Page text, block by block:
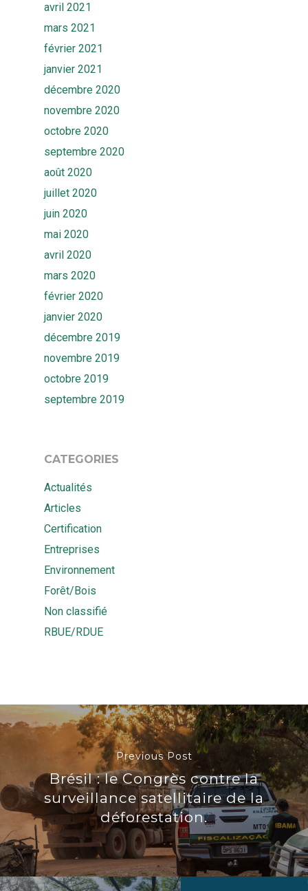
avril 2021
mars 2021
février 2021
janvier 2021
décembre 2020
novembre 2020
octobre 2020
septembre 2020
août 2020
juillet 2020
juin 2020
mai 2020
avril 2020
mars 2020
février 2020
janvier 2020
décembre 2019
novembre 2019
octobre 2019
septembre 2019
CATEGORIES
Actualités
Articles
Certification
Entreprises
Environnement
Forêt/Bois
Non classifié
RBUE/RDUE
Previous Post
Brésil : le Congrès contre la
surveillance satellitaire de la
déforestation.